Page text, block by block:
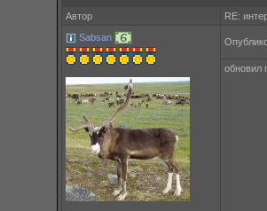
Автор
RE:
Sabsan
обновил